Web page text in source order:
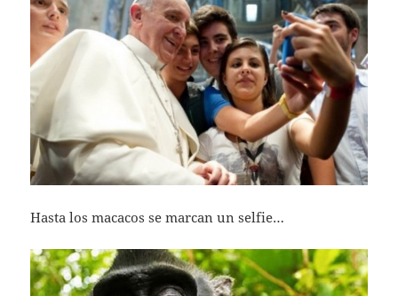
Hasta los macacos se marcan un selfie…